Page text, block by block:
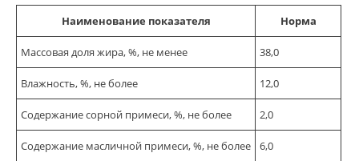
Наименование показателя Норма
Массовая доля жира, %, не менее 38,0
Влажность, %, не более 12,0
Содержание сорной примеси, %, не более 2,0
Содержание масличной примеси, %, не более 6,0